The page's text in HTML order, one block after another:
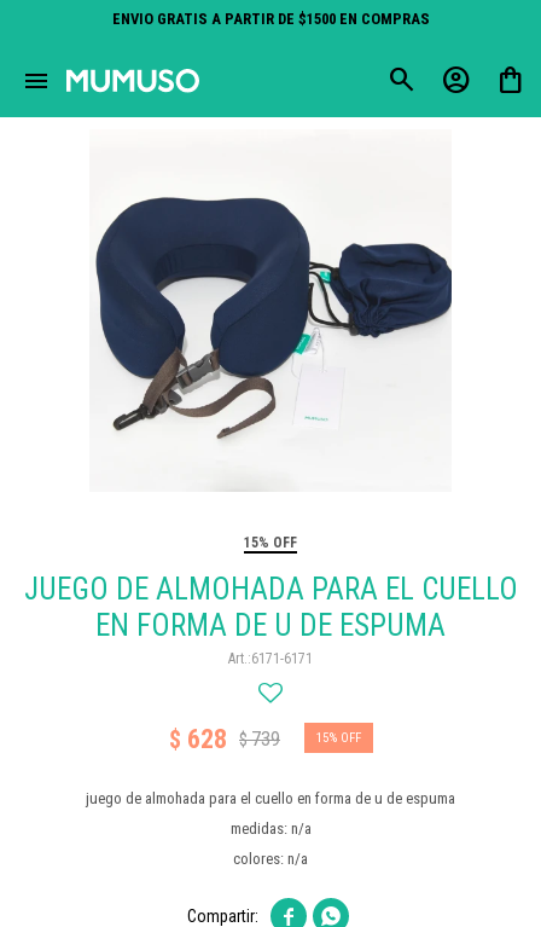
ENVIO GRATIS A PARTIR DE $1500 EN COMPRAS
menu
15% OFF
JUEGO DE ALMOHADA PARA EL CUELLO
EN FORMA DE U DE ESPUMA
6171-6171
$ 628 $739 15
juego de almohada para el cuello en forma de u de espuma
medidas: n/a
colores: n/a
 
close